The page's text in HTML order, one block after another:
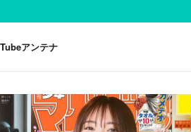
アンテナ